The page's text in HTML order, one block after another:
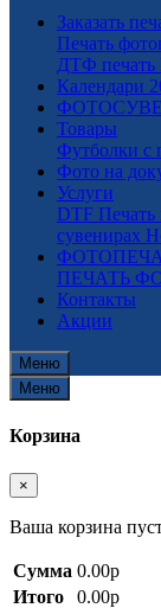
Заказать
Печать
ДТФ печать
Календари
Товары
Футболки с
Фото на
Услуги
DTF Печать
сувенирах
ПЕЧАТЬ
Контакты
Акции
Меню
Меню
Корзина
×
Ваша корзина
Сумма 0.00р
Итого
0.00р